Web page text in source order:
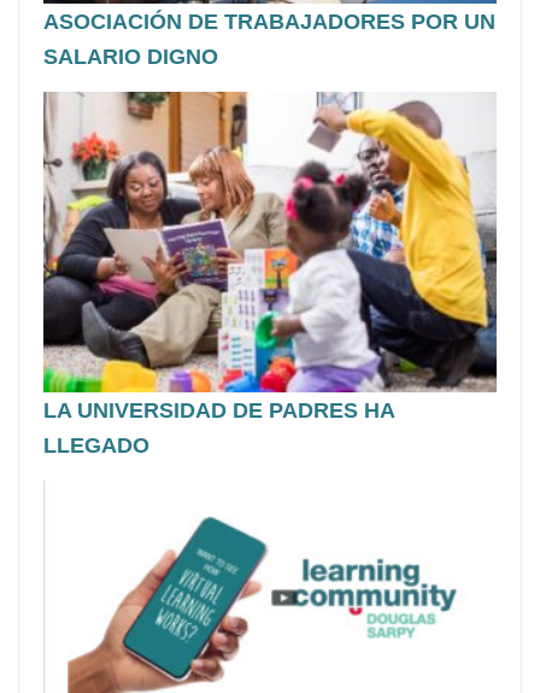
ASOCIACIÓN DE TRABAJADORES POR UN
SALARIO DIGNO
LA UNIVERSIDAD DE PADRES HA
LLEGADO